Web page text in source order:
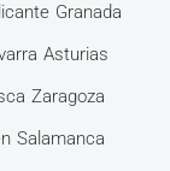
Granada
Asturias
Zaragoza
Salamanca